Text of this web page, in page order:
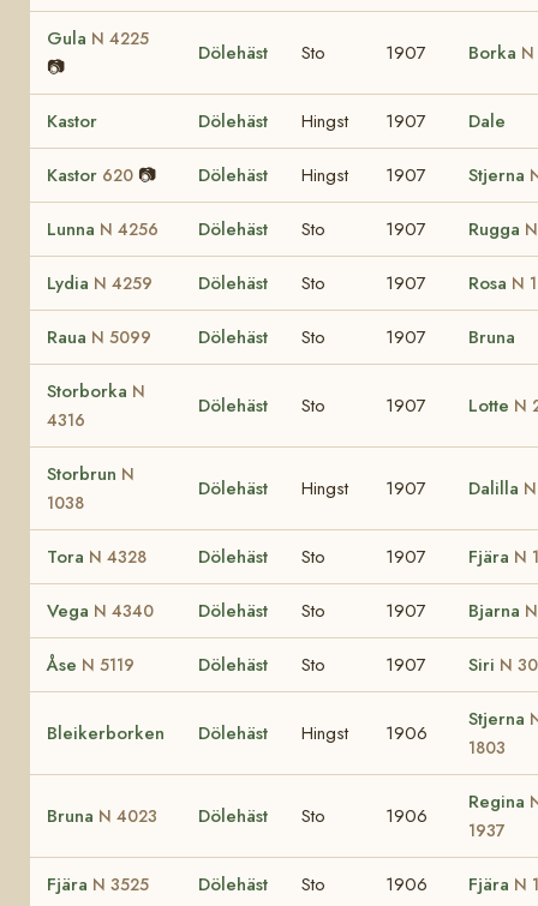
Gula N 4225
📷
Dölehäst Sto 1907 Borka
Kastor Dölehäst Hingst 1907 Dale
Kastor 620 📷 Dölehäst Hingst 1907 Stjerna
Lunna N 4256 Dölehäst Sto 1907 Rugga
Lydia N 4259 Dölehäst Sto 1907 Rosa N
Raua N 5099 Dölehäst Sto 1907 Bruna
Storborka N
4316
Dölehäst Sto 1907 Lotte N
Storbrun N
1038
Dölehäst Hingst 1907 Dalilla
Tora N 4328 Dölehäst Sto 1907 Fjära N
Vega N 4340 Dölehäst Sto 1907 Bjarna
Åse N 5119 Dölehäst Sto 1907 Siri N
Bleikerborken Dölehäst Hingst 1906
Stjerna
1803
Bruna N 4023 Dölehäst Sto 1906
Regina
1937
Fjära N 3525 Dölehäst Sto 1906 Fjära N